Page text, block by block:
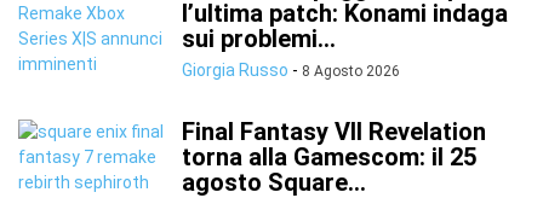
l’ultima patch: Konami indaga
sui problemi...
Giorgia Russo - 8 Agosto 2026
Final Fantasy VII Revelation
torna alla Gamescom: il 25
agosto Square...